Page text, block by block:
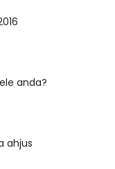
anda?
ahjus